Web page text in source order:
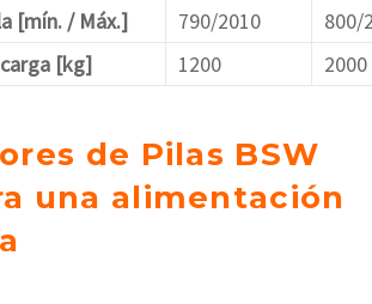
[mín. / Máx.]
790/2010
800/
[kg]
1200 2000
de Pilas BSW
una alimentación